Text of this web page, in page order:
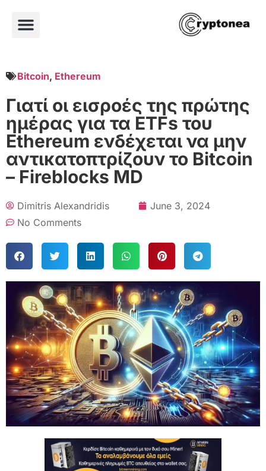
Bitcoin, Ethereum
Γιατί οι εισροές της πρώτης
ημέρας για τα ETFs του
Ethereum ενδέχεται να μην
αντικατοπτρίζουν το Bitcoin
– Fireblocks MD
Dimitris Alexandridis
June 3, 2024
No Comments